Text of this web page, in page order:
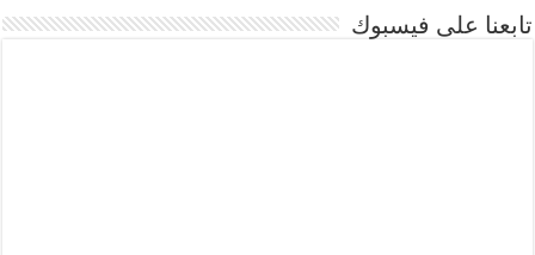
تابعنا على فيسبوك